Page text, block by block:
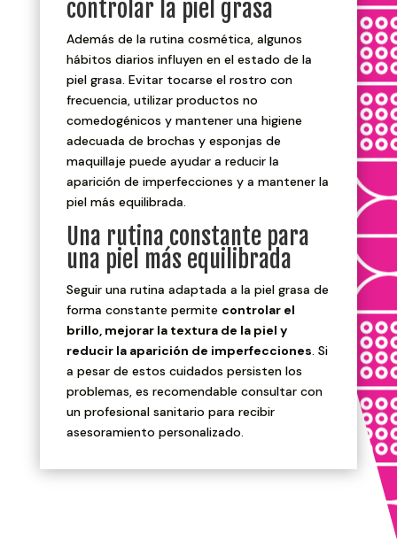
controlar la piel grasa
Además de la rutina cosmética, algunos
hábitos diarios influyen en el estado de la
piel grasa. Evitar tocarse el rostro con
frecuencia, utilizar productos no
comedogénicos y mantener una higiene
adecuada de brochas y esponjas de
maquillaje puede ayudar a reducir la
aparición de imperfecciones y a mantener la
piel más equilibrada.
Una rutina constante para
una piel más equilibrada
Seguir una rutina adaptada a la piel grasa de
forma constante permite controlar el
brillo, mejorar la textura de la piel y
reducir la aparición de imperfecciones. Si
a pesar de estos cuidados persisten los
problemas, es recomendable consultar con
un profesional sanitario para recibir
asesoramiento personalizado.